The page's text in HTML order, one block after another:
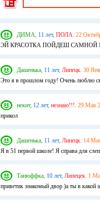
ДИМА, 11 лет, ПОЛА. 22
ЭЙ КРАСОТКА ПОЙДЕШ САМНОЙ
Дашенька, 11 лет, Липецк. 30
Это я в прошлом году! Очень люблю
некит, 12 лет, незнаю!!!. 29 Мая
прикол
Дашенька, 11 лет, Липецк. 14
Я в 51 первой школе! Я справа для
Танюффка, 10 лет, Липецек. 1
приветик знакомый двор )а ты в какой